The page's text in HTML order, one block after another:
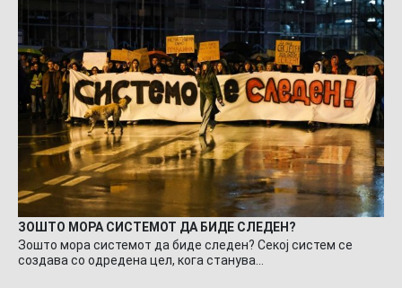
ЗОШТО МОРА СИСТЕМОТ ДА БИДЕ СЛЕДЕН?
Зошто мора системот да биде следен? Секој систем се
создава со одредена цел, кога станува…